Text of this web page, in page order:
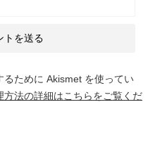
るために Akismet を使ってい
方法の詳細はこちらをご覧くだ